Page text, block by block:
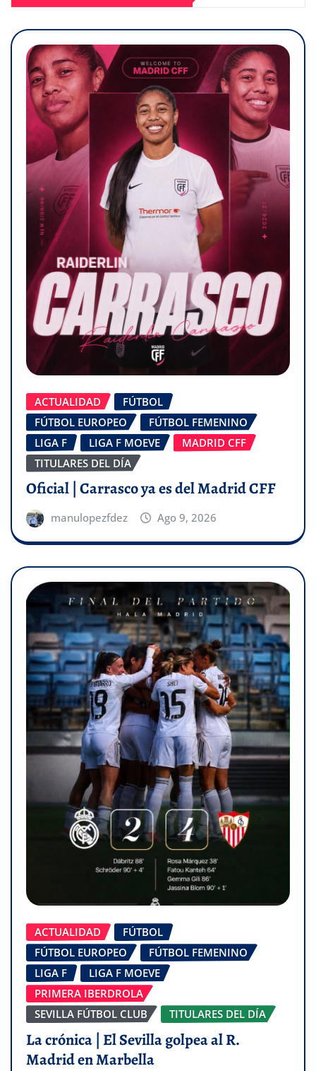
ACTUALIDAD
FÚTBOL
FÚTBOL EUROPEO
FÚTBOL FEMENINO
LIGA F
LIGA F MOEVE
MADRID CFF
TITULARES DEL DÍA
Oficial | Carrasco ya es del Madrid CFF
manulopezfdez Ago 9, 2026
ACTUALIDAD
FÚTBOL
FÚTBOL EUROPEO
FÚTBOL FEMENINO
LIGA F
LIGA F MOEVE
PRIMERA IBERDROLA
SEVILLA FÚTBOL CLUB
TITULARES DEL DÍA
La crónica | El Sevilla golpea al R.
Madrid en Marbella